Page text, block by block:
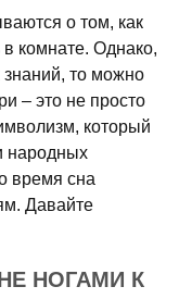
о том, как
комнате. Однако,
знаний, то можно
– это не просто
который
народных
время сна
Давайте
НОГАМИ К